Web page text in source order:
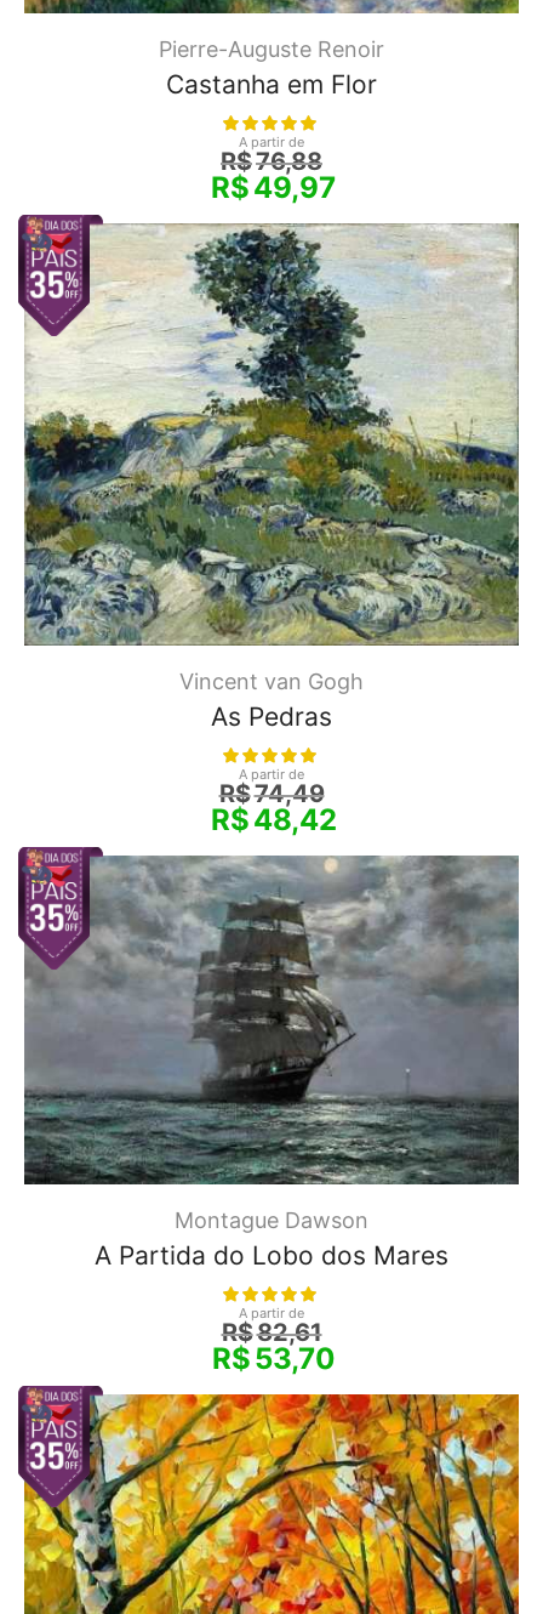
Pierre-Auguste Renoir
Castanha em Flor
A partir de
R$76,88
R$49,97
Vincent van Gogh
As Pedras
A partir de
R$74,49
R$48,42
Montague Dawson
A Partida do Lobo dos Mares
A partir de
R$82,61
R$53,70